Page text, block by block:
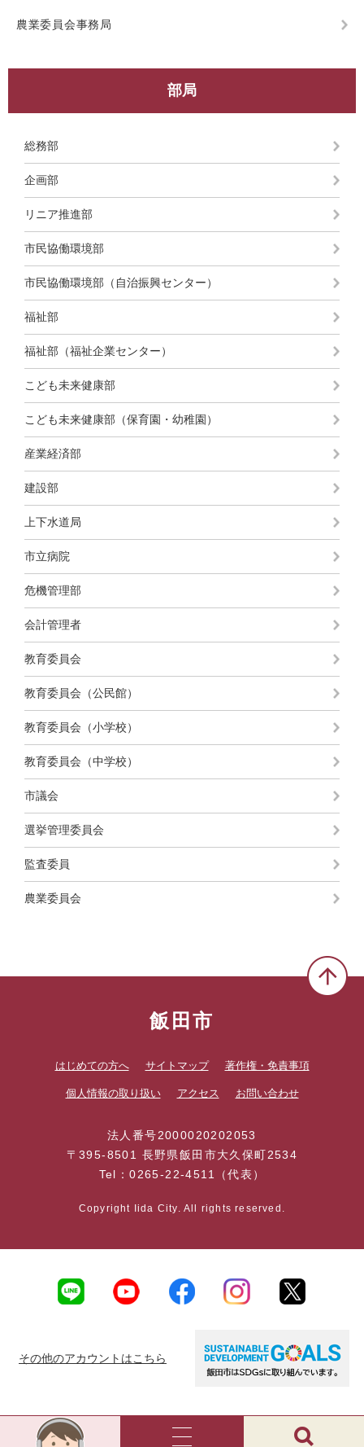
農業委員会事務局
部局
総務部
企画部
リニア推進部
市民協働環境部
市民協働環境部（自治振興センター）
福祉部
福祉部（福祉企業センター）
こども未来健康部
こども未来健康部（保育園・幼稚園）
産業経済部
建設部
上下水道局
市立病院
危機管理部
会計管理者
教育委員会
教育委員会（公民館）
教育委員会（小学校）
教育委員会（中学校）
市議会
選挙管理委員会
監査委員
農業委員会
飯田市
はじめての方へ サイトマップ 著作権・免責事項
個人情報の取り扱い アクセス お問い合わせ
法人番号2000020202053
〒395-8501 長野県飯田市大久保町2534
Tel：0265-22-4511（代表）
Copyright Iida City. All rights reserved.
その他のアカウントはこちら